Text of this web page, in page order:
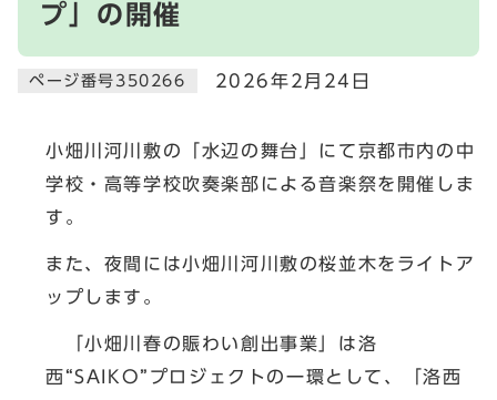
プ」の開催
ページ番号350266 2026年2月24日
小畑川河川敷の「水辺の舞台」にて京都市内の中
学校・高等学校吹奏楽部による音楽祭を開催しま
す。
また、夜間には小畑川河川敷の桜並木をライトア
ップします。
「小畑川春の賑わい創出事業」は洛
西“SAIKO”プロジェクトの一環として、「洛西